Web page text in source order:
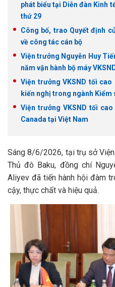
phát biểu tại Diễn đàn Kinh
thứ 29
Công bố, trao Quyết định
về công tác cán bộ
Viện trưởng Nguyễn Huy
năm vận hành bộ máy
Viện trưởng VKSND tối
kiến nghị trong ngành Kiểm
Viện trưởng VKSND tối
Canada tại Việt Nam
Sáng 8/6/2026, tại trụ sở
Thủ đô Baku, đồng chí
Aliyev đã tiến hành hội đàm
cậy, thực chất và hiệu quả.